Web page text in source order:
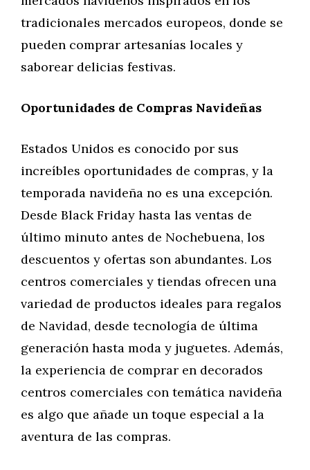
tradicionales mercados europeos, donde se
pueden comprar artesanías locales y
saborear delicias festivas.
Oportunidades de Compras Navideñas
Estados Unidos es conocido por sus
increíbles oportunidades de compras, y la
temporada navideña no es una excepción.
Desde Black Friday hasta las ventas de
último minuto antes de Nochebuena, los
descuentos y ofertas son abundantes. Los
centros comerciales y tiendas ofrecen una
variedad de productos ideales para regalos
de Navidad, desde tecnología de última
generación hasta moda y juguetes. Además,
la experiencia de comprar en decorados
centros comerciales con temática navideña
es algo que añade un toque especial a la
aventura de las compras.